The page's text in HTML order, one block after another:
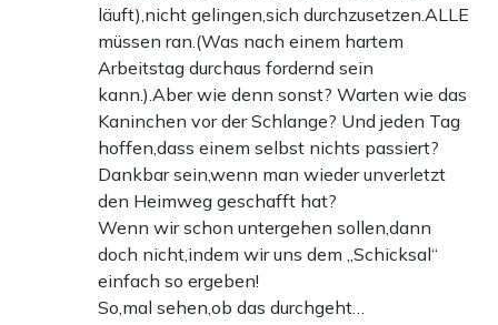
läuft),nicht gelingen,sich durchzusetzen.ALLE
müssen ran.(Was nach einem hartem
Arbeitstag durchaus fordernd sein
kann.).Aber wie denn sonst? Warten wie das
Kaninchen vor der Schlange? Und jeden Tag
hoffen,dass einem selbst nichts passiert?
Dankbar sein,wenn man wieder unverletzt
den Heimweg geschafft hat?
Wenn wir schon untergehen sollen,dann
doch nicht,indem wir uns dem „Schicksal“
einfach so ergeben!
So,mal sehen,ob das durchgeht…